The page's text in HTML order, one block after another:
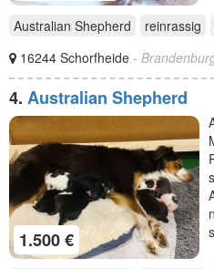
Australian Shepherd reinrassig
16244 Schorfheide -
4. Australian Shepherd
1.500 €